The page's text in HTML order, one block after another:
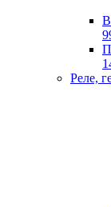
Реле,